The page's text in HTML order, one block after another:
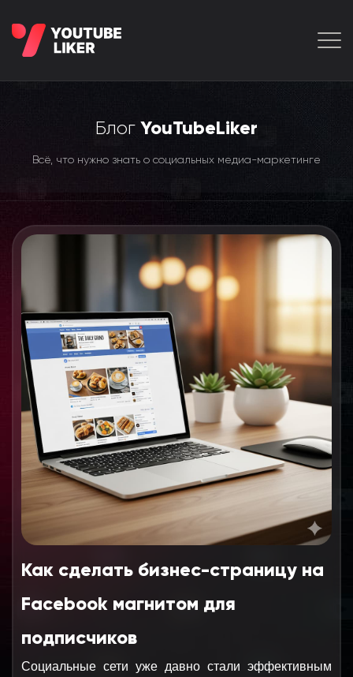
Блог YouTubeLiker
Всё, что нужно знать о социальных медиа-маркетинге
Как сделать бизнес-страницу на
Facebook магнитом для
подписчиков
Социальные сети уже давно стали эффективным